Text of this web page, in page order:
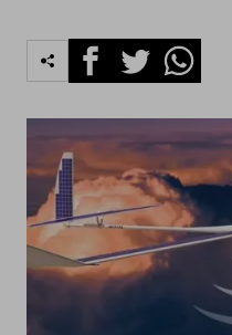
FacebookTwitterWhatsapp